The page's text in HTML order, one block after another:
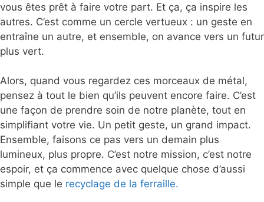
vous êtes prêt à faire votre part. Et ça, ça inspire les
autres. C’est comme un cercle vertueux : un geste en
entraîne un autre, et ensemble, on avance vers un futur
plus vert.
Alors, quand vous regardez ces morceaux de métal,
pensez à tout le bien qu’ils peuvent encore faire. C’est
une façon de prendre soin de notre planète, tout en
simplifiant votre vie. Un petit geste, un grand impact.
Ensemble, faisons ce pas vers un demain plus
lumineux, plus propre. C’est notre mission, c’est notre
espoir, et ça commence avec quelque chose d’aussi
simple que le recyclage de la ferraille.